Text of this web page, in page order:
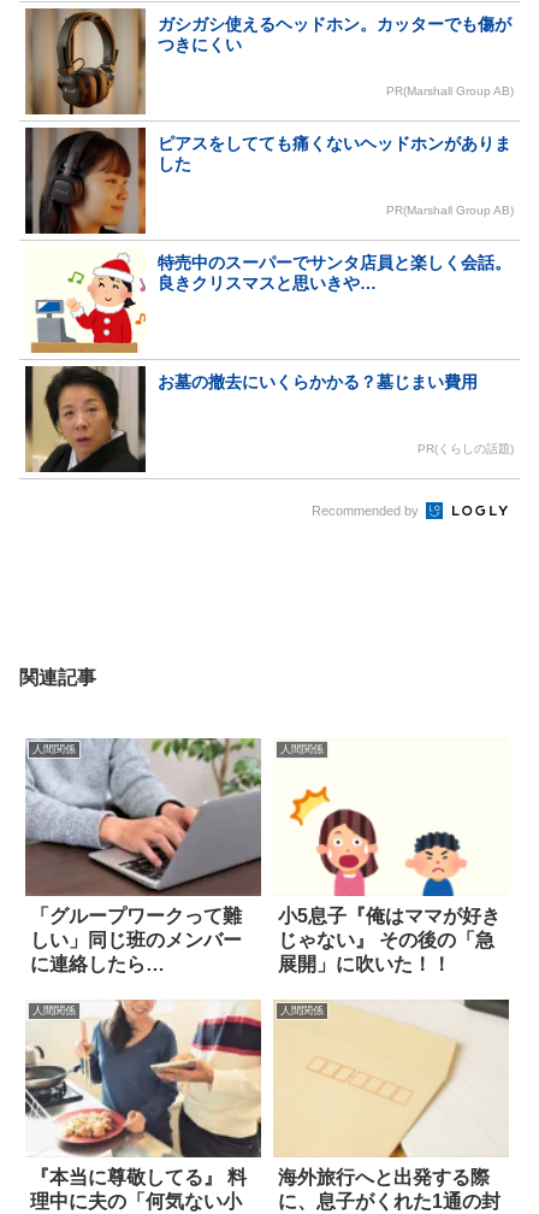
ガシガシ使えるヘッドホン。カッターでも傷が
つきにくい
PR(Marshall Group AB)
ピアスをしてても痛くないヘッドホンがありま
した
PR(Marshall Group AB)
特売中のスーパーでサンタ店員と楽しく会話。
良きクリスマスと思いきや…
お墓の撤去にいくらかかる？墓じまい費用
PR(くらしの話題)
Recommended by
関連記事
人間関係
「グループワークって難
しい」同じ班のメンバー
に連絡したら…
人間関係
小5息子『俺はママが好き
じゃない』 その後の「急
展開」に吹いた！！
人間関係
『本当に尊敬してる』 料
理中に夫の「何気ない小
人間関係
海外旅行へと出発する際
に、息子がくれた1通の封